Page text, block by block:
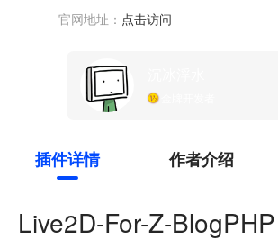
官网地址： 点击访问
金牌开发者
插件详情 作者介绍
Live2D-For-Z-BlogPHP